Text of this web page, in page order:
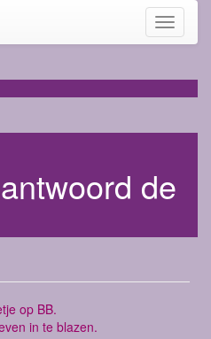
Toggle
de
op BB.
in te blazen.